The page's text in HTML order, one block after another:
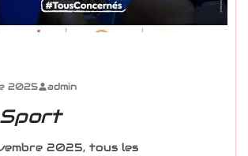
2025 admin
2025, tous les